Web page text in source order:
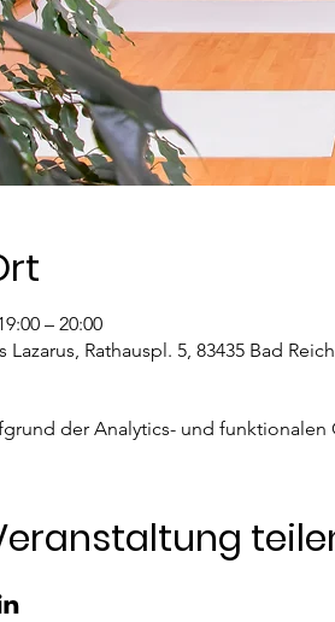
– 20:00
Lazarus, Rathauspl. 5, 83435 Bad
der Analytics- und